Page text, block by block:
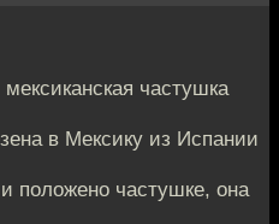
частушка
в Мексику из Испании
положено частушке, она